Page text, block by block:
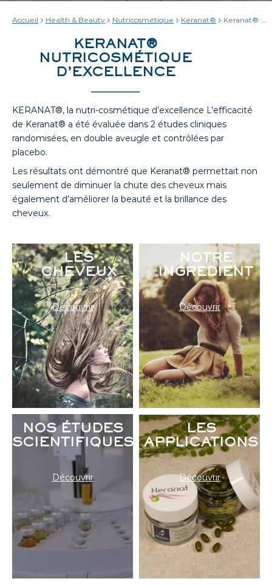
Accueil Health & Beauty Nutricosmétique Keranat®
Keranat® :
KERANAT®
NUTRICOSMÉTIQUE
D’EXCELLENCE
KERANAT®, la nutri-cosmétique d’excellence L’efficacité
de Keranat® a été évaluée dans 2 études cliniques
randomisées, en double aveugle et contrôlées par
placebo.
Les résultats ont démontré que Keranat® permettait non
seulement de diminuer la chute des cheveux mais
également d’améliorer la beauté et la brillance des
cheveux.
LES
CHEVEUX
Découvrir
NOTRE
INGREDIENT
Découvrir
NOS ÉTUDES
SCIENTIFIQUES
Découvrir
LES
APPLICATIONS
Découvrir